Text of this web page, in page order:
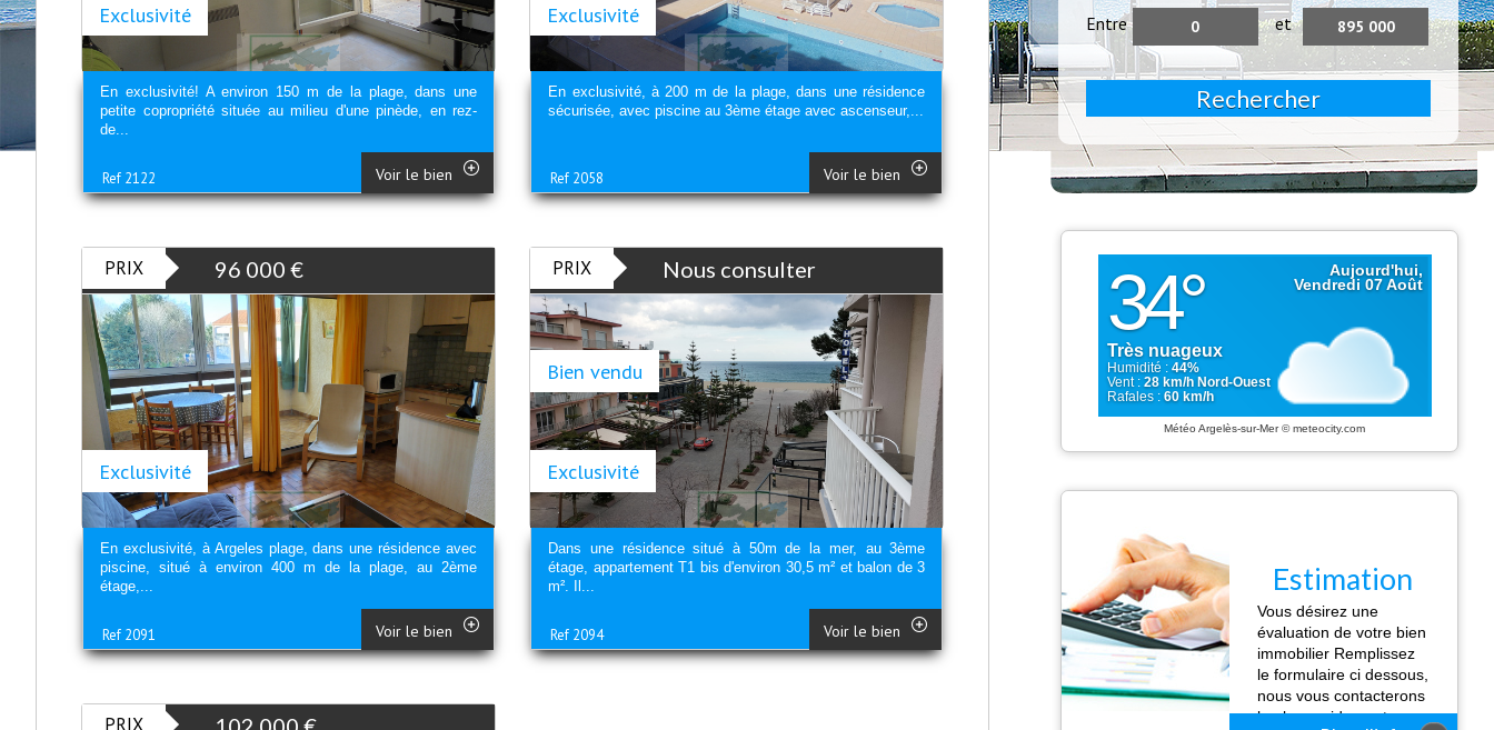
Entre et
Rechercher
Exclusivité
En exclusivité! A environ 150 m de la plage, dans une
petite copropriété située au milieu d'une pinède, en rez-
de...
Ref 2122 Voir le bien
Exclusivité
En exclusivité, à 200 m de la plage, dans une résidence
sécurisée, avec piscine au 3ème étage avec ascenseur,...
Ref 2058 Voir le bien
PRIX 96 000 €
Exclusivité
En exclusivité, à Argeles plage, dans une résidence avec
piscine, situé à environ 400 m de la plage, au 2ème
étage,...
Ref 2091 Voir le bien
PRIX Nous consulter
Bien vendu
Exclusivité
Dans une résidence situé à 50m de la mer, au 3ème
étage, appartement T1 bis d'environ 30,5 m² et balon de 3
m². Il...
Ref 2094 Voir le bien
PRIX
Météo Argelès-sur-Mer© meteocity.com
Estimation
Vous désirez une
évaluation de votre bien
immobilier Remplissez
le formulaire ci dessous,
nous vous contacterons
le plus rapidement